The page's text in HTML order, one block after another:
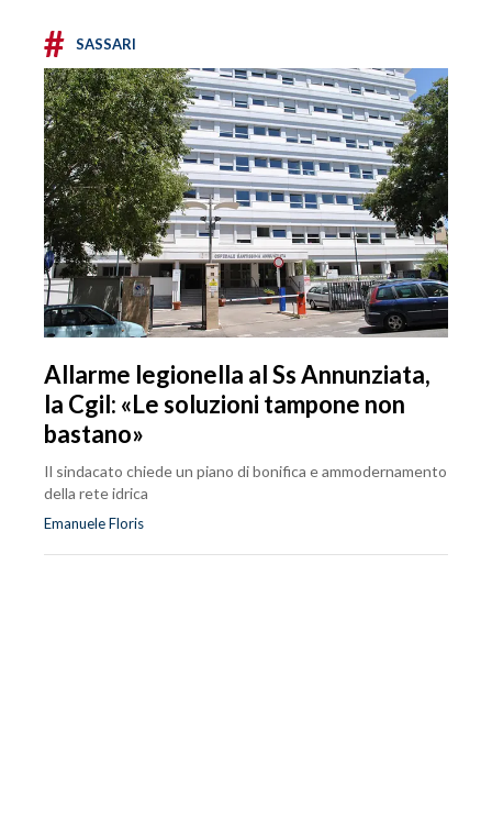
# SASSARI
Allarme legionella al Ss Annunziata,
la Cgil: «Le soluzioni tampone non
bastano»
Il sindacato chiede un piano di bonifica e ammodernamento
della rete idrica
Emanuele Floris